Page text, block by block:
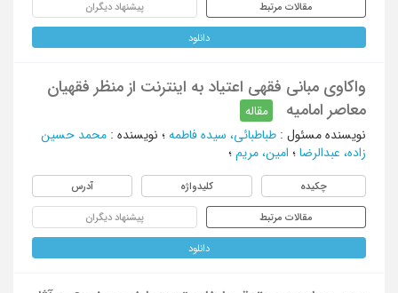
مقالات مرتبط پیشنهاد دیگران
دانلود
واکاوی مبانی فقهی اعتیاد به اینترنت از منظر فقهیان
معاصر امامیه
مقاله
نویسنده مسئول : طباطبائی، سیده فاطمه ؛ نویسنده : محمد حسین
زاده، عبدالرضا ؛ امین، مریم ؛
چکیده کلیدواژه آدرس
مقالات مرتبط پیشنهاد دیگران
دانلود